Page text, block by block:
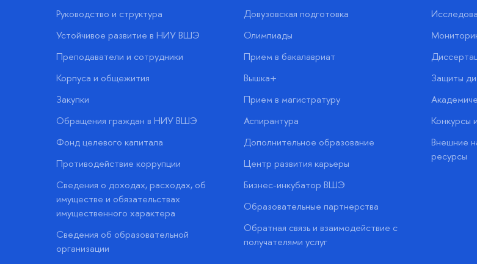
Руководство и структура
Устойчивое развитие в НИУ ВШЭ
Преподаватели и сотрудники
Корпуса и общежития
Закупки
Обращения граждан в НИУ ВШЭ
Фонд целевого капитала
Противодействие коррупции
Сведения о доходах, расходах, об
имуществе и обязательствах
имущественного характера
Сведения об образовательной
организации
Довузовская подготовка
Олимпиады
Прием в бакалавриат
Вышка+
Прием в магистратуру
Аспирантура
Дополнительное образование
Центр развития карьеры
Бизнес-инкубатор ВШЭ
Образовательные партнерства
Обратная связь и взаимодействие с
получателями услуг
Защиты
Конкурсы
Внешние
ресурсы